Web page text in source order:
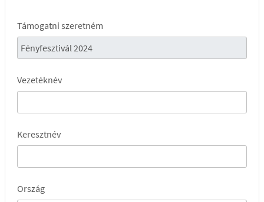
Támogatni szeretném
Vezetéknév
Keresztnév
Ország